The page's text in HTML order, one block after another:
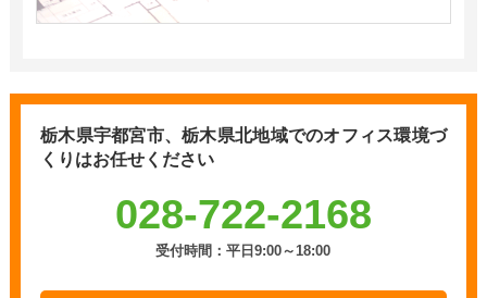
栃木県宇都宮市、栃木県北地域でのオフィス環境づ
くりはお任せください
028-722-2168
受付時間：平日9:00～18:00